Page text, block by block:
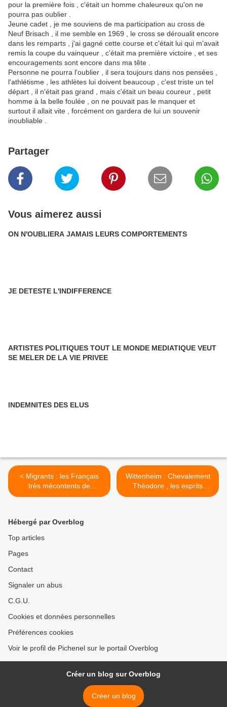
pour la première fois , c'était un homme chaleureux qu'on ne
pourra pas oublier .
Jeune cadet , je me souviens de ma participation au cross de
Neuf Brisach , il me semble en 1969 , le cross se déroualit encore
dans les remparts , j'ai gagné cette course et c'était lui qui m'avait
remis la coupe du vainqueur , c'était ma première victoire , et ses
encouragements sont encore dans ma tête .
Personne ne pourra l'oublier , il sera toujours dans nos pensées ,
l'athlétisme , les athlètes lui doivent beaucoup , c'est triste un tel
départ , il n'était pas grand , mais c'était un beau coureur , petit
homme à la belle foulée , on ne pouvait pas le manquer et
surtout il allait vite , forcément on gardera de lui un souvenir
inoubliable .
Partager
Vous aimerez aussi
ON N'OUBLIERA JAMAIS LEURS COMPORTEMENTS
JE DETESTE L'INDIFFERENCE
ARTISTES POLITIQUES TOUT LE MONDE MEDIATIQUE VEUT
SE MELER DE LA VIE PRIVEE
INDEMNITES DES ELUS
< Migrants : les Français
très mécontents de
François Hollande
Wittenheim : Chevalement
Théodore , les esprits
s'apaisent . >
Hébergé par Overblog
Top articles
Pages
Contact
Signaler un abus
C.G.U.
Cookies et données personnelles
Préférences cookies
Voir le profil de Pichenel sur le portail Overblog
Créer un blog sur Overblog
Créer un blog